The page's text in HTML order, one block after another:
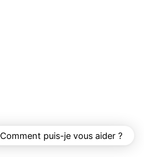
Comment puis-je vous aider ?